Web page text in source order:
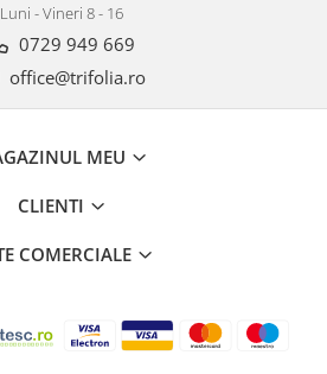
Luni - Vineri 8 - 16
0729 949 669
office@trifolia.ro
MEU
CLIENTI
COMERCIALE